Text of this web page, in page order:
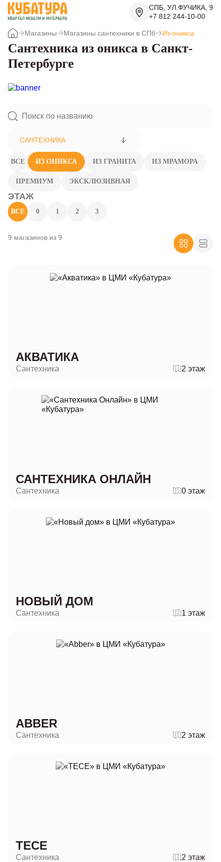
СПБ, УЛ.ФУЧИКА, 9
+7 812 244-10-00
Магазины Магазины сантехники в СПб Из оникса
Сантехника из оникса в Санкт-
Петербурге
САНТЕХНИКА
ВСЕ ИЗ ОНИКСА ИЗ ГРАНИТА ИЗ МРАМОРА
ПРЕМИУМ ЭКСКЛЮЗИВНАЯ
ЭТАЖ
ВСЕ 0 1 2 3
9 магазинов из 9
АКВАТИКА
Сантехника 2 этаж
САНТЕХНИКА ОНЛАЙН
Сантехника 0 этаж
НОВЫЙ ДОМ
Сантехника 1 этаж
ABBER
Сантехника 2 этаж
ТЕСЕ
Сантехника 2 этаж